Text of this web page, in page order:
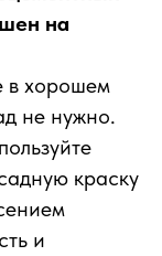
на
в хорошем
не нужно.
краску
и